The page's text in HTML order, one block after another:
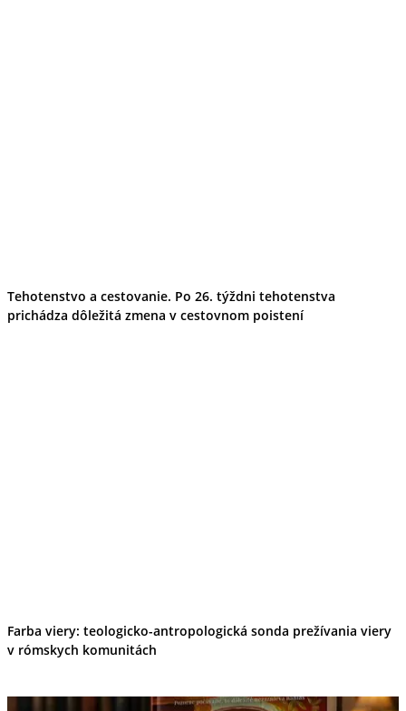
Tehotenstvo a cestovanie. Po 26. týždni tehotenstva
prichádza dôležitá zmena v cestovnom poistení
Farba viery: teologicko-antropologická sonda prežívania viery
v rómskych komunitách